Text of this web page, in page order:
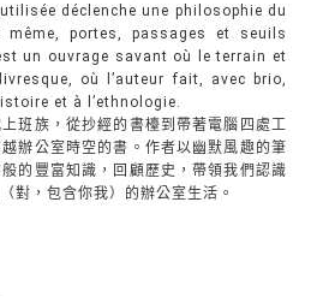
déclenche une philosophie du
même, portes, passages et seuils
un ouvrage savant où le terrain et
où l’auteur fait, avec brio,
et à l’ethnologie.
班族，從抄經的書檯到帶著電腦四處工
辦公室時空的書。作者以幽默風趣的筆
的豐富知識，回顧歷史，帶領我們認識
對，包含你我）的辦公室生活。